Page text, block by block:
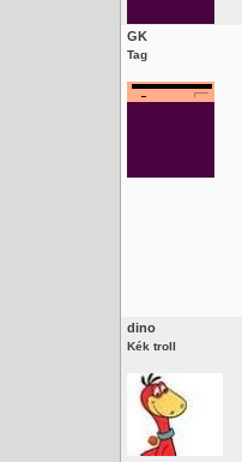
GK
Tag
dino
Kék troll